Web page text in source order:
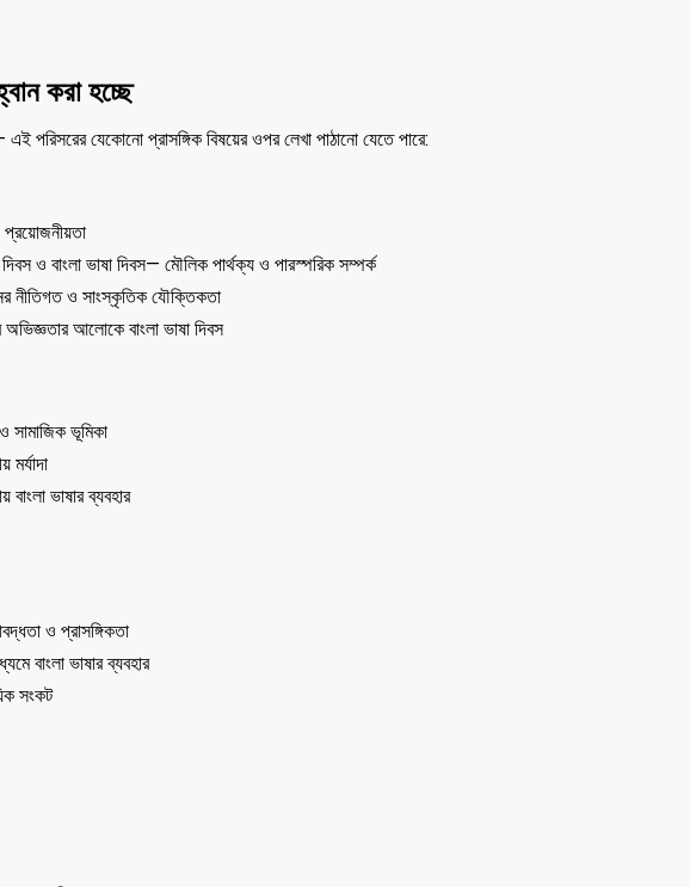
করা হচ্ছে
পরিসরের যেকোনো প্রাসঙ্গিক বিষয়ের ওপর লেখা পাঠানো যেতে পারে:
প্রয়োজনীয়তা
ও বাংলা ভাষা দিবস— মৌলিক পার্থক্য ও পারস্পরিক সম্পর্ক
নীতিগত ও সাংস্কৃতিক যৌক্তিকতা
অভিজ্ঞতার আলোকে বাংলা ভাষা দিবস
ও সামাজিক ভূমিকা
মর্যাদা
বাংলা ভাষার ব্যবহার
ও প্রাসঙ্গিকতা
বাংলা ভাষার ব্যবহার
সংকট